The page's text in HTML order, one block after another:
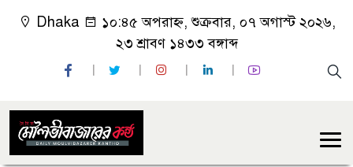
Dhaka
১০:৪৫ অপরাহ্ন, শুক্রবার, ০৭ অগাস্ট ২০২৬,
২৩ শ্রাবণ ১৪৩৩ বঙ্গাব্দ